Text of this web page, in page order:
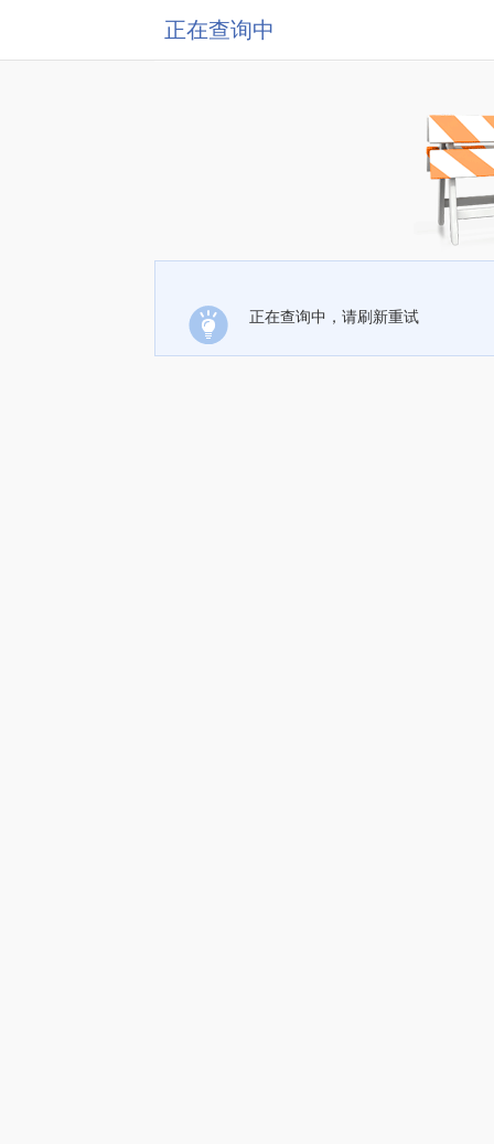
正在查询中
正在查询中，请刷新重试